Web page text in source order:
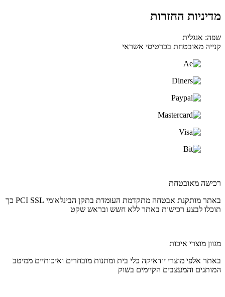
מדיניות החזרות
שפה: אנגלית
קנייה מאובטחת בכרטיסי אשראי
רכישה מאובטחת
באתר מותקנת אבטחה מתקדמת העומדת בתקן הבינלאומי PCI SSL כך
תוכלו לבצע רכישות באתר ללא חשש ובראש שקט
מגוון מוצרי איכות
באתר אלפי מוצרי יודאיקה כלי בית ומתנות מובחרים ואיכותיים ממיטב
המותגים והמעצבים הקיימים בשוק